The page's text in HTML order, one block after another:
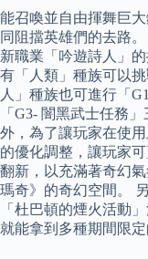
能召喚並自由揮舞巨
同阻擋英雄們的去路
新職業「吟遊詩人」
有「人類」種族可以
人」種族也可進行「
「G3- 闇黑武士任務
外，為了讓玩家在使
的優化調整，讓玩家
翻新，以充滿著奇幻
瑪奇》的奇幻空間。
「杜巴頓的煙火活動
就能拿到多種期間限